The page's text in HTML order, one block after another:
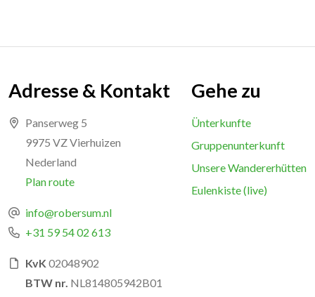
Adresse & Kontakt
Panserweg 5
9975 VZ Vierhuizen
Nederland
Plan route
info@robersum.nl
+31 59 54 02 613
KvK 02048902
BTW nr. NL814805942B01
Gehe zu
Ünterkunfte
Gruppenunterkunft
Unsere Wandererhütten
Eulenkiste (live)